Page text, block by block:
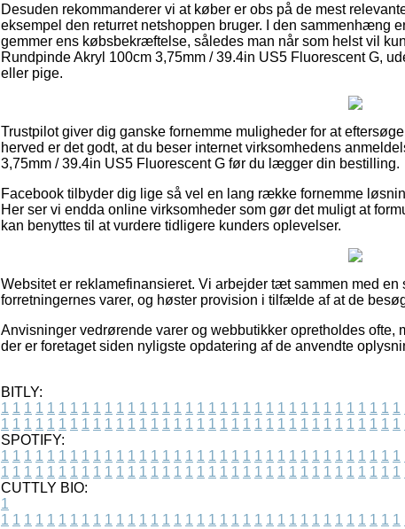
Desuden rekommanderer vi at køber er obs på de mest
eksempel den returret netshoppen bruger. I den sammenhæng
gemmer ens købsbekræftelse, således man når som helst vil
Rundpinde Akryl 100cm 3,75mm / 39.4in US5 Fluorescent G,
eller pige.
Trustpilot giver dig ganske fornemme muligheder for at
herved er det godt, at du beser internet virksomhedens
3,75mm / 39.4in US5 Fluorescent G før du lægger din bestilling.
Facebook tilbyder dig lige så vel en lang række fornemme
Her ser vi endda online virksomheder som gør det muligt at
kan benyttes til at vurdere tidligere kunders oplevelser.
Websitet er reklamefinansieret. Vi arbejder tæt sammen med
forretningernes varer, og høster provision i tilfælde af at de
Anvisninger vedrørende varer og webbutikker opretholdes ofte,
der er foretaget siden nyligste opdatering af de anvendte
BITLY:
1 1 1 1 1 1 1 1 1 1 1 1 1 1 1 1 1 1 1 1 1 1 1 1 1 1 1 1 1 1 1 1 1 1 1
1 1 1 1 1 1 1 1 1 1 1 1 1 1 1 1 1 1 1 1 1 1 1 1 1 1 1 1 1 1 1 1 1 1 1
SPOTIFY:
1 1 1 1 1 1 1 1 1 1 1 1 1 1 1 1 1 1 1 1 1 1 1 1 1 1 1 1 1 1 1 1 1 1 1
1 1 1 1 1 1 1 1 1 1 1 1 1 1 1 1 1 1 1 1 1 1 1 1 1 1 1 1 1 1 1 1 1 1 1
CUTTLY BIO:
1
1 1 1 1 1 1 1 1 1 1 1 1 1 1 1 1 1 1 1 1 1 1 1 1 1 1 1 1 1 1 1 1 1 1 1